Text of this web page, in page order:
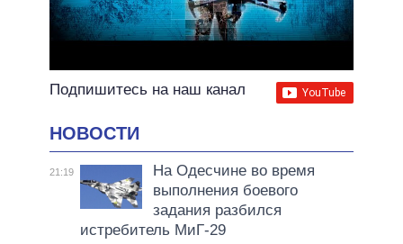
Подпишитесь на наш канал
НОВОСТИ
21:19
На Одесчине во время
выполнения боевого
задания разбился
истребитель МиГ-29